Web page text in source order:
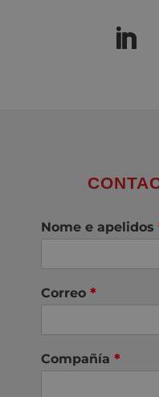
Nome e apelidos
Correo *
Compañía *